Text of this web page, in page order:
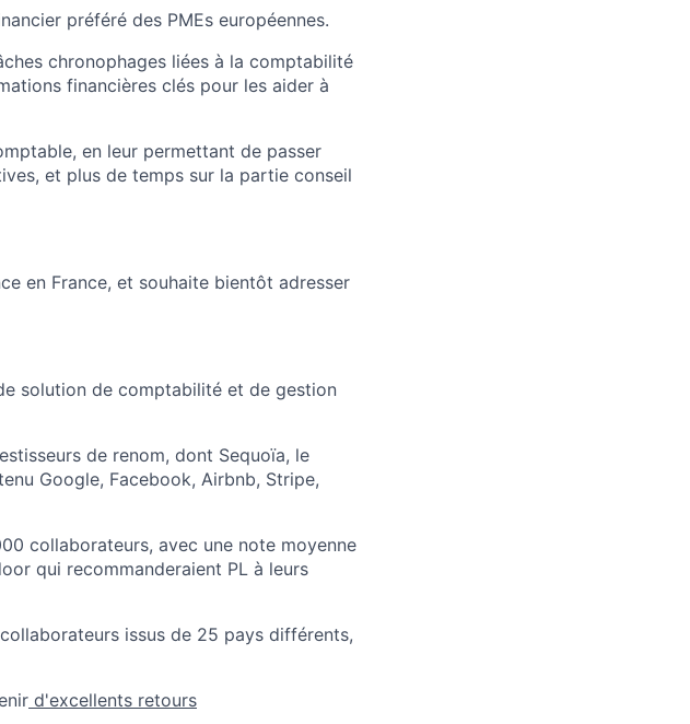
préféré des PMEs européennes.
chronophages liées à la comptabilité
financières clés pour les aider à
en leur permettant de passer
et plus de temps sur la partie conseil
en France, et souhaite bientôt adresser
solution de comptabilité et de gestion
de renom, dont Sequoïa, le
Google, Facebook, Airbnb, Stripe,
collaborateurs, avec une note moyenne
qui recommanderaient PL à leurs
issus de 25 pays différents,
d'excellents retours